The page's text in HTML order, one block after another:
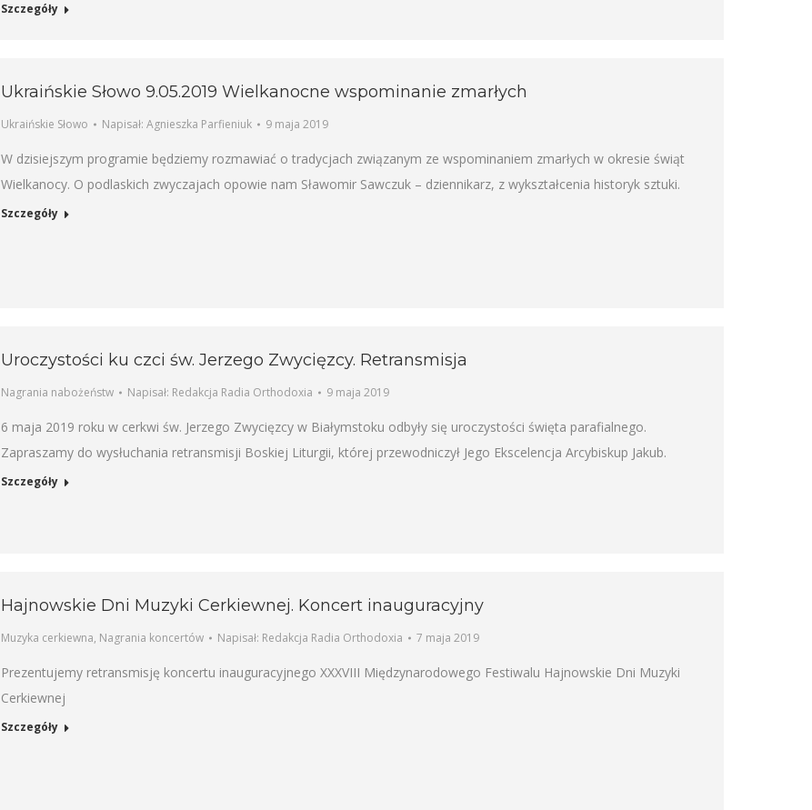
Szczegóły
Ukraińskie Słowo 9.05.2019 Wielkanocne wspominanie zmarłych
Ukraińskie Słowo Napisał: Agnieszka Parfieniuk 9 maja 2019
W dzisiejszym programie będziemy rozmawiać o tradycjach związanym ze wspominaniem zmarłych w okresie świąt
Wielkanocy. O podlaskich zwyczajach opowie nam Sławomir Sawczuk – dziennikarz, z wykształcenia historyk sztuki.
Szczegóły
Uroczystości ku czci św. Jerzego Zwycięzcy. Retransmisja
Nagrania nabożeństw Napisał: Redakcja Radia Orthodoxia 9 maja 2019
6 maja 2019 roku w cerkwi św. Jerzego Zwycięzcy w Białymstoku odbyły się uroczystości święta parafialnego.
Zapraszamy do wysłuchania retransmisji Boskiej Liturgii, której przewodniczył Jego Ekscelencja Arcybiskup Jakub.
Szczegóły
Hajnowskie Dni Muzyki Cerkiewnej. Koncert inauguracyjny
Muzyka cerkiewna, Nagrania koncertów Napisał: Redakcja Radia Orthodoxia 7 maja 2019
Prezentujemy retransmisję koncertu inauguracyjnego XXXVIII Międzynarodowego Festiwalu Hajnowskie Dni Muzyki
Cerkiewnej
Szczegóły